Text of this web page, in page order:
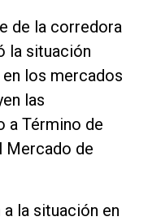
de la corredora
la situación
los mercados
las
a Término de
Mercado de
la situación en